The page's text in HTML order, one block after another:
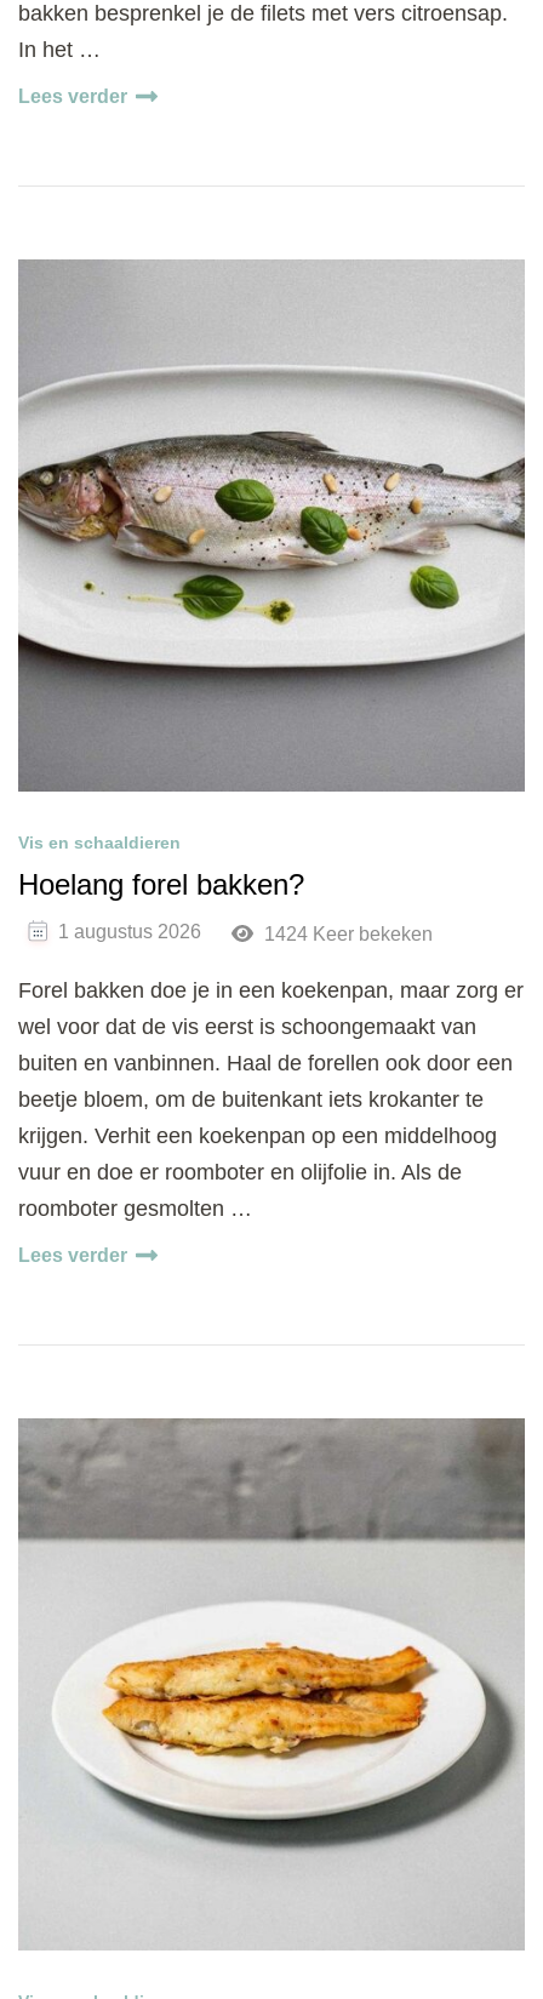
bakken besprenkel je de filets met vers citroensap.
In het …
Lees verder
Vis en schaaldieren
Hoelang forel bakken?
1 augustus 2026 1424 Keer bekeken
Forel bakken doe je in een koekenpan, maar zorg er
wel voor dat de vis eerst is schoongemaakt van
buiten en vanbinnen. Haal de forellen ook door een
beetje bloem, om de buitenkant iets krokanter te
krijgen. Verhit een koekenpan op een middelhoog
vuur en doe er roomboter en olijfolie in. Als de
roomboter gesmolten …
Lees verder